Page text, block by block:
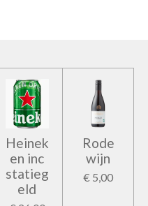
Heinek
en inc
statieg
eld
Rode
wijn
€ 5,00